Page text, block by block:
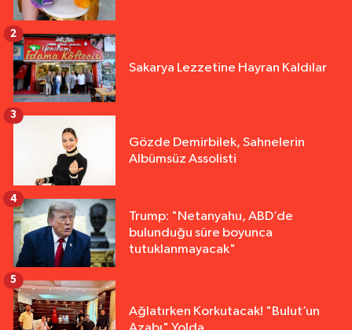
Sakarya Lezzetine Hayran Kaldılar
2
Gözde Demirbilek, Sahnelerin
Albümsüz Assolisti
3
Trump: "Netanyahu, ABD’de
bulunduğu süre boyunca
tutuklanmayacak"
4
Ağlatırken Korkutacak! "Bulut’un
5